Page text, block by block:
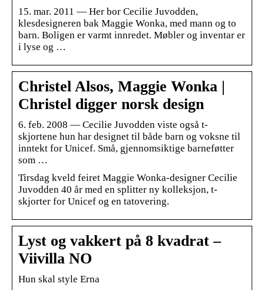
15. mar. 2011 — Her bor Cecilie Juvodden,
klesdesigneren bak Maggie Wonka, med mann og to
barn. Boligen er varmt innredet. Møbler og inventar er
i lyse og …
Christel Alsos, Maggie Wonka |
Christel digger norsk design
6. feb. 2008 — Cecilie Juvodden viste også t-
skjortene hun har designet til både barn og voksne til
inntekt for Unicef. Små, gjennomsiktige barneføtter
som …
Tirsdag kveld feiret Maggie Wonka-designer Cecilie
Juvodden 40 år med en splitter ny kolleksjon, t-
skjorter for Unicef og en tatovering.
Lyst og vakkert på 8 kvadrat –
Viivilla NO
Hun skal style Erna